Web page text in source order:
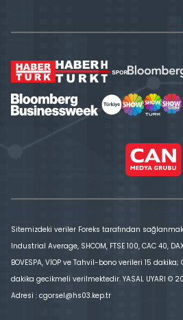
Sitemizdeki veriler Foreks tarafından
Industrial Average, SHCOM, FTSE 100, CAC 40,
BOVESPA, VİOP ve Tahvil-bono verileri 15 dakika;
dakika gecikmeli verilmektedir. YASAL UYARI ©
Adresi : cgorsel@hs03.kep.tr